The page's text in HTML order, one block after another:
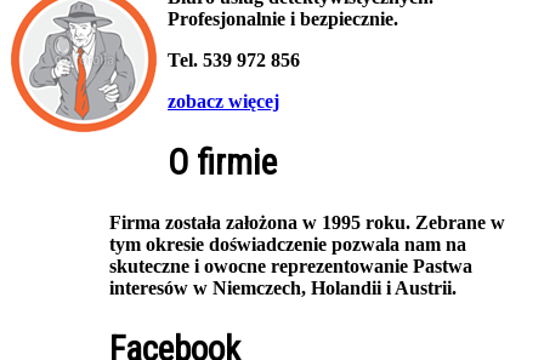
Profesjonalnie i bezpiecznie.
Tel. 539 972 856
zobacz więcej
O firmie
Firma została założona w 1995 roku. Zebrane w
tym okresie doświadczenie pozwala nam na
skuteczne i owocne reprezentowanie Pastwa
interesów w Niemczech, Holandii i Austrii.
Facebook